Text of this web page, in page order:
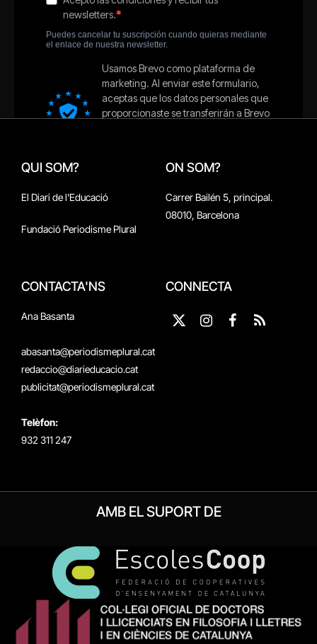
QUI SOM?
El Diari de l'Educació
Fundació Periodisme Plural
ON SOM?
Carrer Bailén 5, principal.
08010, Barcelona
CONTACTA'NS
Ana Basanta
abasanta@periodismeplural.cat
redaccio@diarieducacio.cat
publicitat@periodismeplural.cat
Telèfon:
932 311 247
CONNECTA
X
InstagramFacebook
RSS
AMB EL SUPORT DE